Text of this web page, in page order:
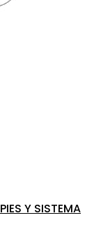
Y SISTEMA